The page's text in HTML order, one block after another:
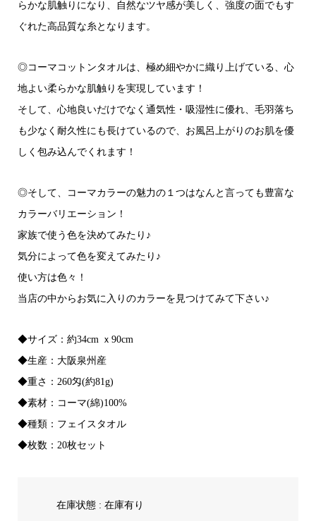
らかな肌触りになり、自然なツヤ感が美しく、強度の面でもす
ぐれた高品質な糸となります。
◎コーマコットンタオルは、極め細やかに織り上げている、心
地よい柔らかな肌触りを実現しています！
そして、心地良いだけでなく通気性・吸湿性に優れ、毛羽落ち
も少なく耐久性にも長けているので、お風呂上がりのお肌を優
しく包み込んでくれます！
◎そして、コーマカラーの魅力の１つはなんと言っても豊富な
カラーバリエーション！
家族で使う色を決めてみたり♪
気分によって色を変えてみたり♪
使い方は色々！
当店の中からお気に入りのカラーを見つけてみて下さい♪
◆サイズ：約34cm ｘ90cm
◆生産：大阪泉州産
◆重さ：260匁(約81g)
◆素材：コーマ(綿)100%
◆種類：フェイスタオル
◆枚数：20枚セット
在庫状態 : 在庫有り